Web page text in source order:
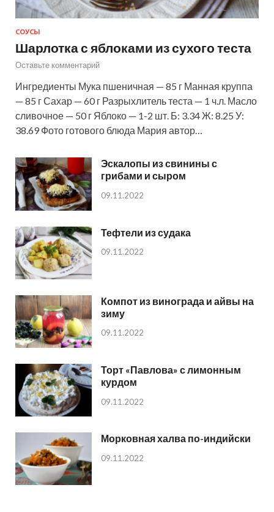
СОУСЫ
Шарлотка с яблоками из сухого теста
Оставьте комментарий
Ингредиенты Мука пшеничная — 85 г Манная круппа
— 85 г Сахар — 60 г Разрыхлитель теста — 1 ч.л. Масло
сливочное — 50 г Яблоко — 1-2 шт. Б: 3.34 Ж: 8.25 У:
38.69 Фото готового блюда Мария автор…
Эскалопы из свинины с
грибами и сыром
09.11.2022
Тефтели из судака
09.11.2022
Компот из винограда и айвы на
зиму
09.11.2022
Торт «Павлова» с лимонным
курдом
09.11.2022
Морковная халва по-индийски
09.11.2022